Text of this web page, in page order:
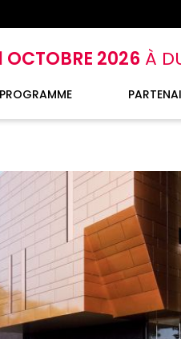
OCTOBRE 2026À
PROGRAMME